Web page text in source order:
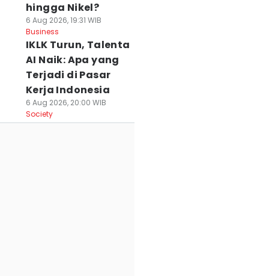
hingga Nikel?
6 Aug 2026, 19:31 WIB
Business
IKLK Turun, Talenta
AI Naik: Apa yang
Terjadi di Pasar
Kerja Indonesia
6 Aug 2026, 20:00 WIB
Society